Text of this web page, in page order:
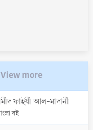
View more
ফাইযী আল-মাদানী
বই